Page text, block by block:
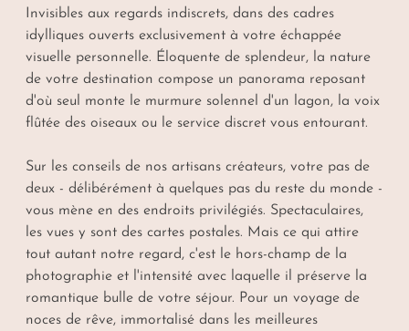
Invisibles aux regards indiscrets, dans des cadres
idylliques ouverts exclusivement à votre échappée
visuelle personnelle. Éloquente de splendeur, la nature
de votre destination compose un panorama reposant
d'où seul monte le murmure solennel d'un lagon, la voix
flûtée des oiseaux ou le service discret vous entourant.
Sur les conseils de nos artisans créateurs, votre pas de
deux - délibérément à quelques pas du reste du monde -
vous mène en des endroits privilégiés. Spectaculaires,
les vues y sont des cartes postales. Mais ce qui attire
tout autant notre regard, c'est le hors-champ de la
photographie et l'intensité avec laquelle il préserve la
romantique bulle de votre séjour. Pour un voyage de
noces de rêve, immortalisé dans les meilleures